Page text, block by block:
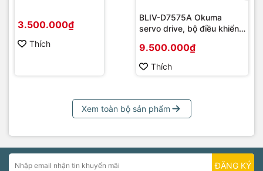
3.500.000₫
Thích
BLIV-D7575A Okuma
servo drive, bộ điều khiển
9.500.000₫
Thích
Xem toàn bộ sản phẩm
ĐĂNG KÝ